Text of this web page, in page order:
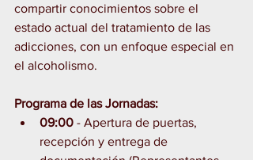
compartir conocimientos sobre el
estado actual del tratamiento de las
adicciones, con un enfoque especial en
el alcoholismo.
Programa de las Jornadas:
09:00 - Apertura de puertas,
recepción y entrega de